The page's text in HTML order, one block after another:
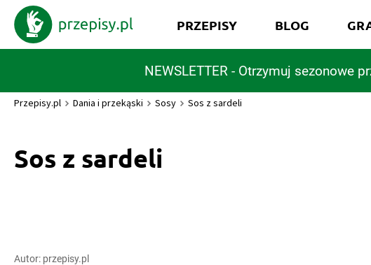
NEWSLETTER - Otrzymuj sezonowe
PRZEPISY BLOG
Przepisy.pl Dania i przekąski Sosy Sos z sardeli
Sos z sardeli
Autor: przepisy.pl